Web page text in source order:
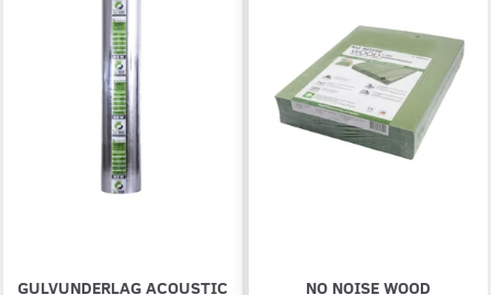
GULVUNDERLAG ACOUSTIC
NO NOISE WOOD